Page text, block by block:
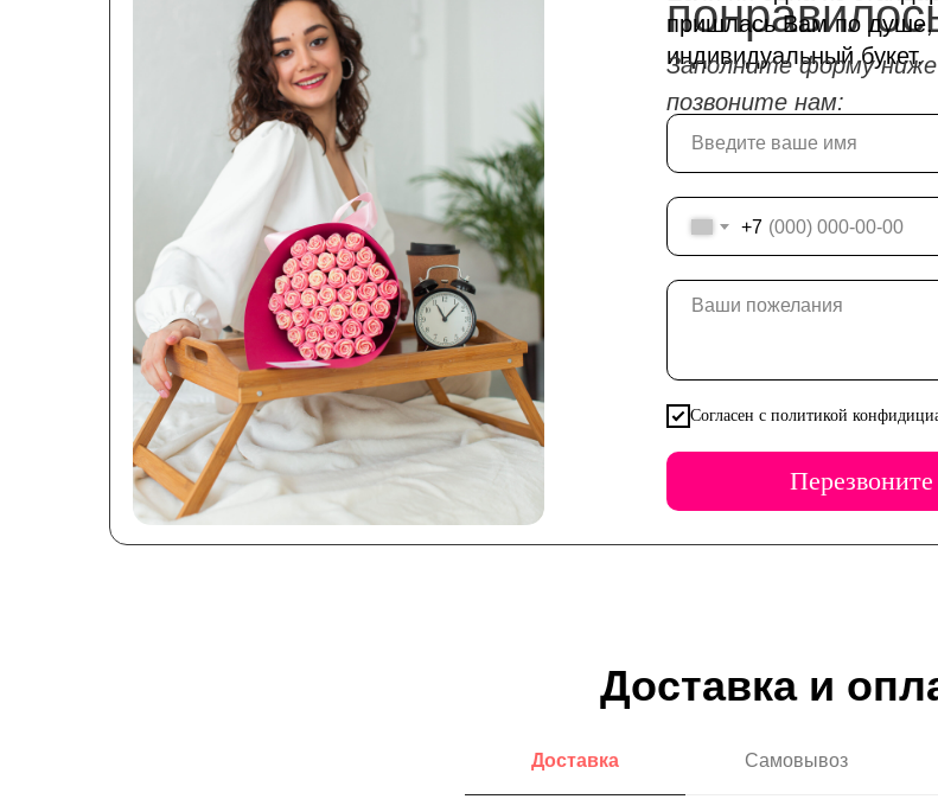
+7
Согласен с политикой
пришлась Вам по душе,
индивидуальный букет.
Заполните форму
позвоните нам:
Доставка и
Доставка Самовывоз